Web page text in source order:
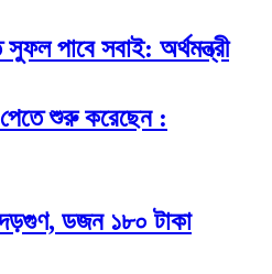
পাবে সবাই: অর্থমন্ত্রী
পেতে শুরু করেছেন :
ডজন ১৮০ টাকা